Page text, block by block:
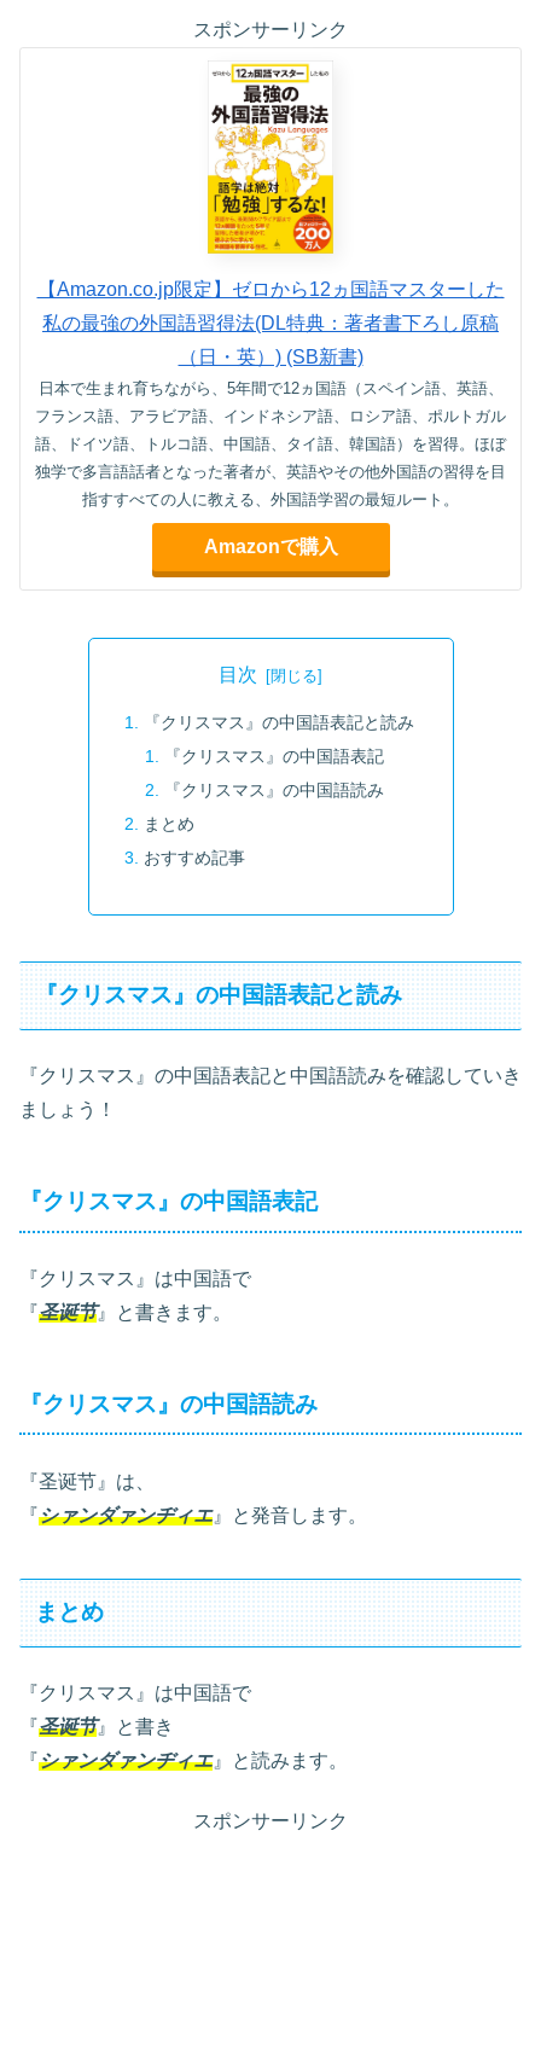
スポンサーリンク
【Amazon.co.jp限定】ゼロから12ヵ国語マスターした
私の最強の外国語習得法(DL特典：著者書下ろし原稿
（日・英）) (SB新書)
日本で生まれ育ちながら、5年間で12ヵ国語（スペイン語、英語、
フランス語、アラビア語、インドネシア語、ロシア語、ポルトガル
語、ドイツ語、トルコ語、中国語、タイ語、韓国語）を習得。ほぼ
独学で多言語話者となった著者が、英語やその他外国語の習得を目
指すすべての人に教える、外国語学習の最短ルート。
Amazonで購入
目次
『クリスマス』の中国語表記と読み
『クリスマス』の中国語表記
『クリスマス』の中国語読み
まとめ
おすすめ記事
『クリスマス』の中国語表記と読み
『クリスマス』の中国語表記と中国語読みを確認していき
ましょう！
『クリスマス』の中国語表記
『クリスマス』は中国語で
『圣诞节』と書きます。
『クリスマス』の中国語読み
『圣诞节』は、
『シァンダァンヂィエ』と発音します。
まとめ
『クリスマス』は中国語で
『圣诞节』と書き
『シァンダァンヂィエ』と読みます。
スポンサーリンク